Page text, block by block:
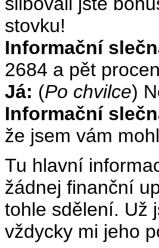
stovku!
Informační
2684 a pět
Já: (Po chvilce)
Informační
že jsem vám
Tu hlavní
žádnej finanční
tohle sdělení. Už
vždycky mi jeho